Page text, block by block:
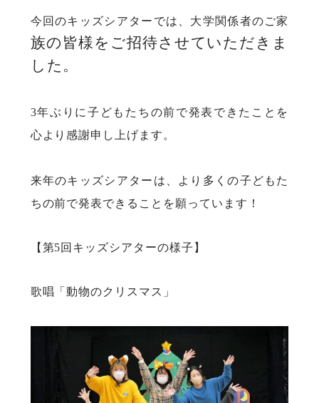
今回のキッズシアターでは、大学関係者のご家
族の皆様をご招待させていただ きま
した。
3年ぶりに子どもたちの前で発表できたことを
心より感謝申し上げます。
来年のキッズシアターは、より多くの子どもた
ちの前で発表できることを願っています！
【第5回キッズシアターの様子】
歌唱「動物のクリスマス」